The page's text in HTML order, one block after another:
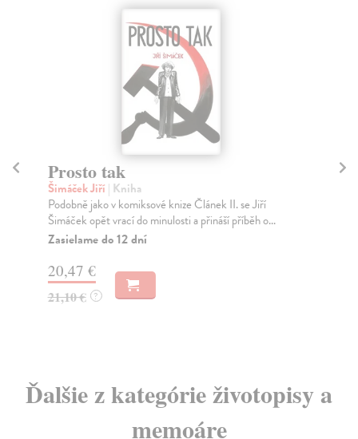
Prosto tak
Šimáček Jiří | Kniha
Podobně jako v komiksové knize Článek II. se Jiří
Šimáček opět vrací do minulosti a přináší příběh o...
Zasielame do 12 dní
20,47 €
21,10 € ?
Ďalšie z kategórie životopisy a
memoáre